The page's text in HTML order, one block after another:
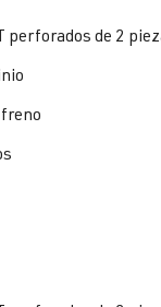
perforados de 2